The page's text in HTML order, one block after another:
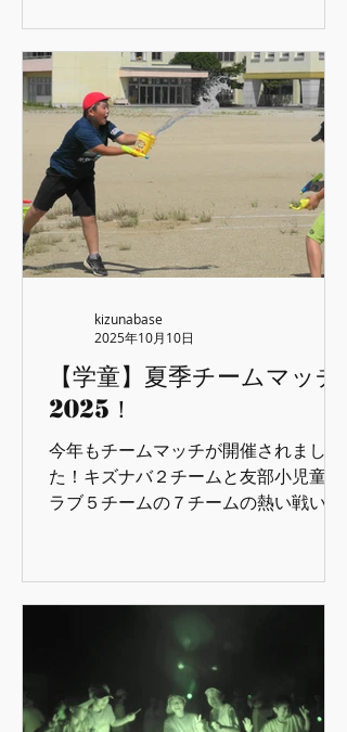
しょっぱいことに気づきましたね♪
夏なので午前中の活動にしました。熱
中症対策で着替えたらまずは水遊びか
ら始めます♪本当は濡れないように進
むのが楽しいのですが…。 湧水を利用
した公園なので、水がきれいで冷たい
です♪ 【防災教育】 地震体験や強風、
大雨、煙中避難方法などを学び体験し
ます。 震度は６強まで体験でき、手す
りにつかまっていないと立っていられ
ません。 体験以外にも、避難誘導灯の
なりました。 【宿泊施設】 夕方に宿
泊施設に着くと自由時間とレクリエー
ションです。体育館を借りていました
が暑すぎて、外にでて鬼ごっこを行い
ました。みんな元気だなぁ…。 真暗闇
の勇気の洞窟に入りに行ったりしまし
た。 今日の振り返りをして、夕食♪ あ
っという間に暗くなってお風呂。 夜
ーターのみな
【学童】夏季チームマッチ
2025！
今年もチームマッチが開催されまし
た！キズナバ２チームと友部小児童ク
ラブ５チームの７チームの熱い戦いの
ールを回ってけん玉を次走者に渡すオ
リジナルルールの種目です。円陣も組
んで気合十分！ 審査はけん玉ができる
ほかの子どもたちが行ってくれまし
た。 キズナバは、上手な子が多いので
難しさを増してハンデを付けました。
kizunabase
2025年10月10日